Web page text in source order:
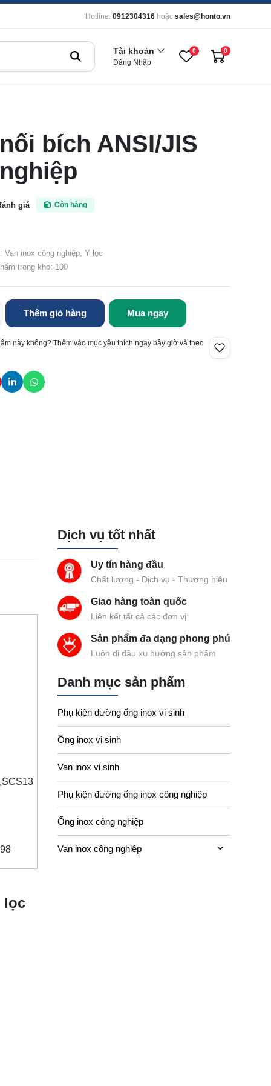
Hotline: 0912304316 hoặc sales@honto.vn
Tài khoản
Đăng Nhập
0 0
bích ANSI/JIS
giá Còn hàng
Van inox công nghiệp, Y lọc
trong kho: 100
Thêm giỏ hàng Mua ngay
này không? Thêm vào mục yêu thích ngay bây giờ và theo
lọc
Dịch vụ tốt nhất
Uy tín hàng đầu
Chất lượng - Dịch vụ - Thương hiệu
Giao hàng toàn quốc
Liên kết tất cả các đơn vị
Sản phẩm đa dạng phong phú
Luôn đi đầu xu hướng sản phẩm
Danh mục sản phẩm
Phụ kiện đường ống inox vi sinh
Ống inox vi sinh
Van inox vi sinh
Phụ kiện đường ống inox công nghiệp
Ống inox công nghiệp
Van inox công nghiệp